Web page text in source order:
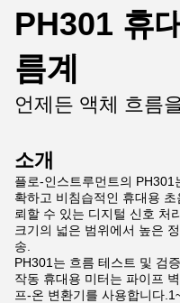
PH301 휴
름계
언제든 액체 흐름
소개
플로-인스트루먼트의
확하고 비침습적인 휴대용
뢰할 수 있는 디지털 신호 처
크기의 넓은 범위에서 높은
송.
PH301는 흐름 테스트 및 검
작동 휴대용 미터는 파이프
프-온 변환기를 사용합니다